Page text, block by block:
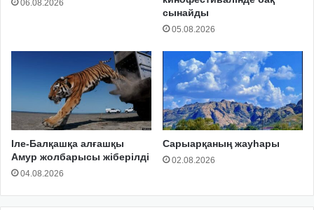
06.08.2026
сынайды
05.08.2026
Іле-Балқашқа алғашқы
Амур жолбарысы жіберілді
04.08.2026
Сарыарқаның жауһары
02.08.2026